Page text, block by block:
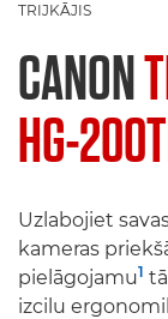
TRIJKĀJIS
CANON
HG-
Uzlabojiet
kameras
pielāgojamu1
izcilu